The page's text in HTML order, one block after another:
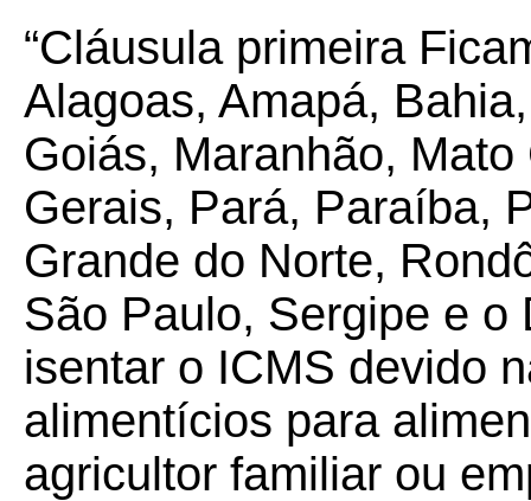
“Cláusula primeira
Alagoas, Amapá,
Goiás, Maranhão,
Gerais, Pará, Paraíba,
Grande do Norte,
São Paulo, Sergipe e o
isentar o ICMS devido
alimentícios para
agricultor familiar ou